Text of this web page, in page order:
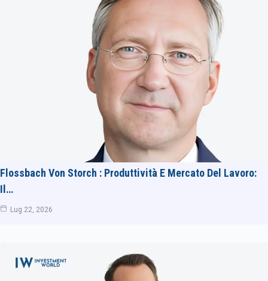
Flossbach Von Storch : Produttività E Mercato Del Lavoro:
Il…
Lug 22, 2026